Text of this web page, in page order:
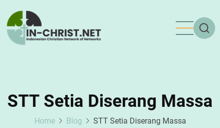
main
content
STT Setia Diserang Massa
Home Blog STT Setia Diserang Massa